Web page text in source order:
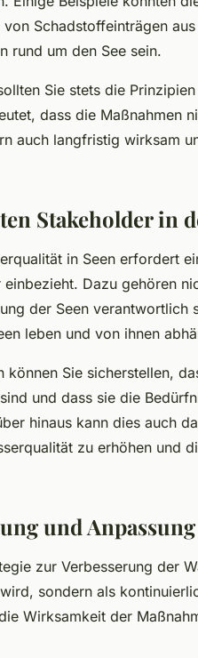
Schadstoffeinträgen
rund um den See sein.
Sie stets die
dass die Maßnahmen
auch langfristig wirksam
Stakeholder in
in Seen erfordert
Dazu gehören
der Seen verantwortlich
leben und von ihnen
können Sie sicherstellen,
und dass sie die
hinaus kann dies auch
zu erhöhen und
und
zur Verbesserung der
sondern als
Wirksamkeit der